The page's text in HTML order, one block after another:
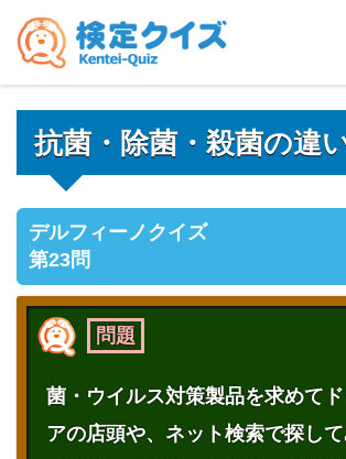
抗菌・除菌・殺菌の違
デルフィーノクイズ
第23問
問題
菌・ウイルス対策製品を求めて
アの店頭や、ネット検索で探して